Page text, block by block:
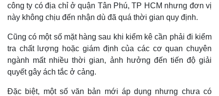
công ty có địa chỉ ở quận Tân Phú, TP HCM nhưng đơn vị
này không chịu đến nhận dù đã quá thời gian quy định.
Cũng có một số mặt hàng sau khi kiểm kê cần phải đi kiểm
tra chất lượng hoặc giám định của các cơ quan chuyên
ngành mất nhiều thời gian, ảnh hưởng đến tiến độ giải
quyết gây ách tắc ở cảng.
Đặc biệt, một số văn bản mới áp dụng nhưng chưa có